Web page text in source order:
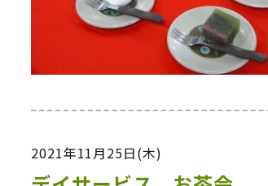
2021年11月25日(木)